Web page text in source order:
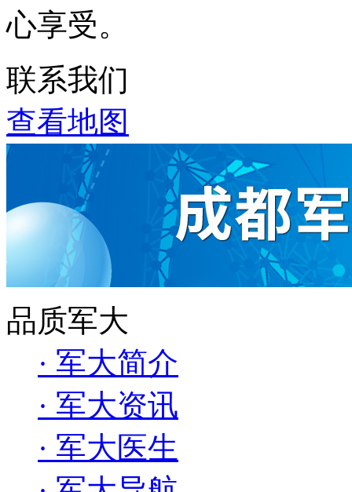
心享受。
联系我们
查看地图
品质军大
· 军大简介
· 军大资讯
· 军大医生